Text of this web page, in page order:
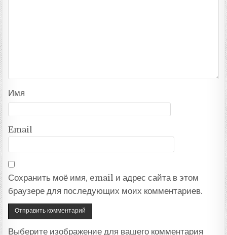
Имя
Email
Сохранить моё имя, email и адрес сайта в этом
браузере для последующих моих комментариев.
Выберите изображение для вашего комментария